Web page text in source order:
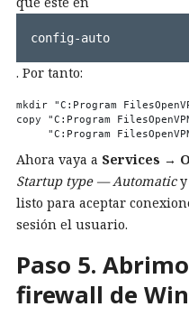
config-auto
. Por tanto:
mkdir "C:Program
copy "C:Program
Ahora vaya a Services →
Startup type — Automaticy
listo para aceptar
sesión el usuario.
Paso 5.
firewall de